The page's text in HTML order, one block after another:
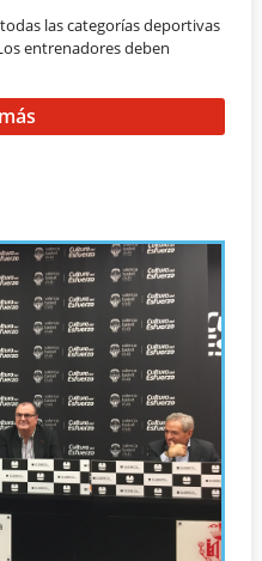
las categorías deportivas
entrenadores deben